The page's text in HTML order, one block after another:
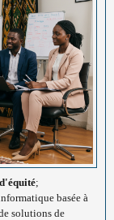
;
basée à
solutions de